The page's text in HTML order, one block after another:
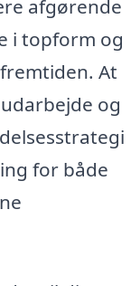
afgørende
i topform og
At
og
for både